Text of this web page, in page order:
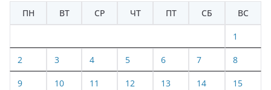
ПН
ВТ СР ЧТ ПТ СБ ВС
1
2 3 4 5 6 7 8
9 10 11 12 13 14 15